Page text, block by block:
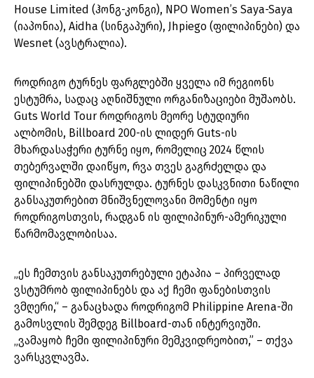
House Limited (ჰონგ-კონგი), NPO Women’s Saya-Saya
(იაპონია), Aidha (სინგაპური), Jhpiego (ფილიპინები) და
Wesnet (ავსტრალია).
როდრიგო ტურნეს ფარგლებში ყველა იმ რეგიონს
ესტუმრა, სადაც აღნიშნული ორგანიზაციები მუშაობს.
Guts World Tour როდრიგოს მეორე სტუდიური
ალბომის, Billboard 200-ის ლიდერ Guts-ის
მხარდასაჭერი ტურნე იყო, რომელიც 2024 წლის
თებერვალში დაიწყო, რვა თვეს გაგრძელდა და
ფილიპინებში დასრულდა. ტურნეს დასკვნითი ნაწილი
განსაკუთრებით მნიშვნელოვანი მომენტი იყო
როდრიგოსთვის, რადგან ის ფილიპინურ-ამერიკული
წარმომავლობისაა.
„ეს ჩემთვის განსაკუთრებული ეტაპია – პირველად
ვსტუმრობ ფილიპინებს და აქ ჩემი ფანებისთვის
ვმღერი,“ – განაცხადა როდრიგომ Philippine Arena-ში
გამოსვლის შემდეგ Billboard-თან ინტერვიუში.
„ვამაყობ ჩემი ფილიპინური მემკვიდრეობით,” – თქვა
ვარსკვლავმა.